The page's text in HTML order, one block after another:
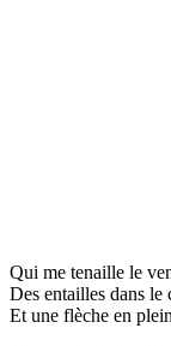
Qui me tenaille le
Des entailles dans
Et une flèche en